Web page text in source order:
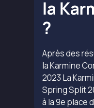
la
?
Après des
la Karmine
2023 La
Spring Split
à la 9e place